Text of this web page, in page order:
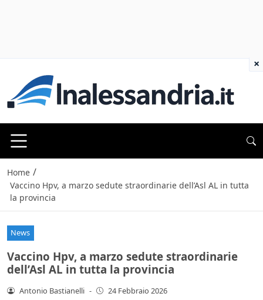
Home /
Vaccino Hpv, a marzo sedute straordinarie dell’Asl AL in tutta
la provincia
News
Vaccino Hpv, a marzo sedute straordinarie
dell’Asl AL in tutta la provincia
Antonio Bastianelli - 24 Febbraio 2026
×